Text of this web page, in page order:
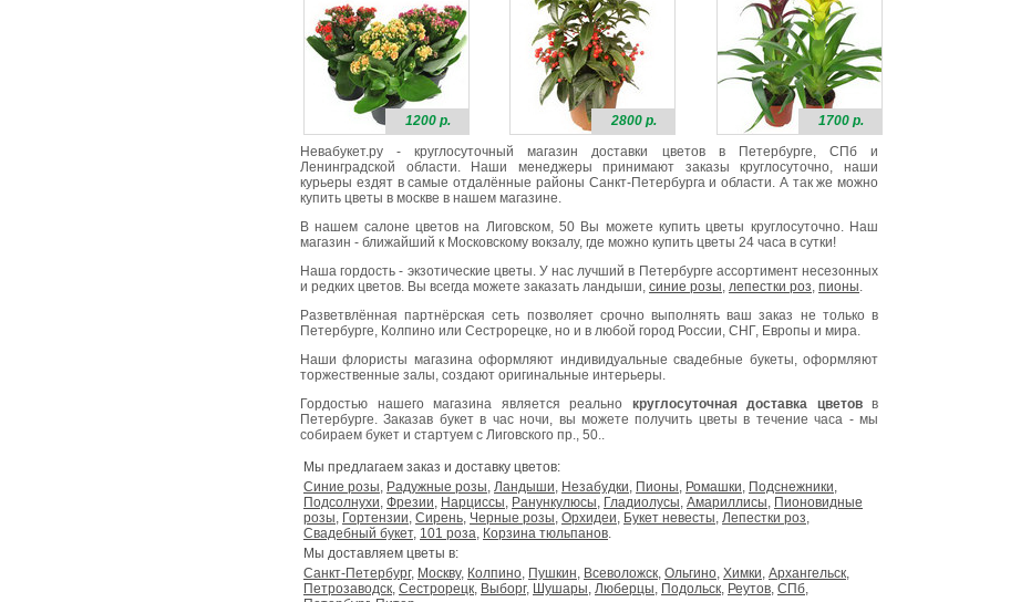
1200 р. 2800 р.
1700 р.
Невабукет.ру - круглосуточный магазин доставки цветов в Петербурге, СПб и
Ленинградской области. Наши менеджеры принимают заказы круглосуточно, наши
курьеры ездят в самые отдалённые районы Санкт-Петербурга и области. А так же можно
купить цветы в москве в нашем магазине.
В нашем салоне цветов на Лиговском, 50 Вы можете купить цветы круглосуточно. Наш
магазин - ближайший к Московскому вокзалу, где можно купить цветы 24 часа в сутки!
Наша гордость - экзотические цветы. У нас лучший в Петербурге ассортимент несезонных
и редких цветов. Вы всегда можете заказать ландыши, синие розы, лепестки роз, пионы.
Разветвлённая партнёрская сеть позволяет срочно выполнять ваш заказ не только в
Петербурге, Колпино или Сестрорецке, но и в любой город России, СНГ, Европы и мира.
Наши флористы магазина оформляют индивидуальные свадебные букеты, оформляют
торжественные залы, создают оригинальные интерьеры.
Гордостью нашего магазина является реально круглосуточная доставка цветовв
Петербурге. Заказав букет в час ночи, вы можете получить цветы в течение часа - мы
собираем букет и стартуем с Лиговского пр., 50..
Мы предлагаем заказ и доставку цветов:
Синие розы, Радужные розы, Ландыши, Незабудки, Пионы, Ромашки, Подснежники,
Подсолнухи, Фрезии, Нарциссы, Ранункулюсы, Гладиолусы, Амариллисы, Пионовидные
розы, Гортензии, Сирень, Черные розы, Орхидеи, Букет невесты, Лепестки роз,
Свадебный букет, 101 роза, Корзина тюльпанов.
Мы доставляем цветы в:
Санкт-Петербург, Москву, Колпино, Пушкин, Всеволожск, Ольгино, Химки, Архангельск,
Петрозаводск, Сестрорецк, Выборг, Шушары, Люберцы, Подольск, Реутов, СПб,